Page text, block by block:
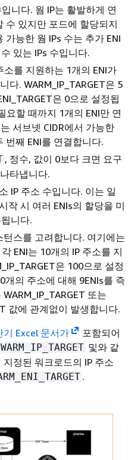
니다. 웜 IP는 활발하게 연
수 있지만 포드에 할당되지
가능한 웜 IPs 수는 추가 ENI
있는 IPs 수입니다.
소를 지원하는 1개의 ENI가
다. WARM_IP_TARGET은 5
은 0으로 설정됩
요할 때까지 1개의 ENI만 연
서브넷 CIDR에서 가능한
번째 ENI를 연결합니다.
, 정수, 값이 0보다 크면 요구
타냅니다.
IP 주소 수입니다. 이는 일
작 시 여러 ENIs의 할당을 미
니다.
턴스를 고려합니다. 여기에는
ENI는 10개의 IP 주소를 지
은 100으로 설정
개의 주소에 대해 9ENIs를 즉
또는
값에 관계없이 발생합니다.
기 Excel 문서가
포함되어
WARM_IP_TARGET 및와 같
정된 워크로드의 IP 주소
.